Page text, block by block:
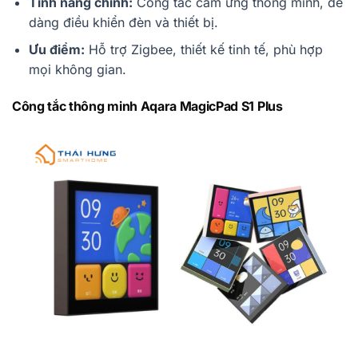
dàng điều khiển đèn và thiết bị.
Ưu điểm: Hỗ trợ Zigbee, thiết kế tinh tế, phù hợp
mọi không gian.
Công tắc thông minh Aqara MagicPad S1 Plus